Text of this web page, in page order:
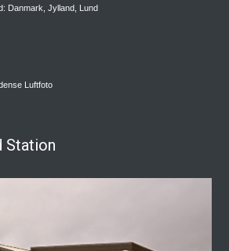
Danmark, Jylland, Lund
Luftfoto
Station